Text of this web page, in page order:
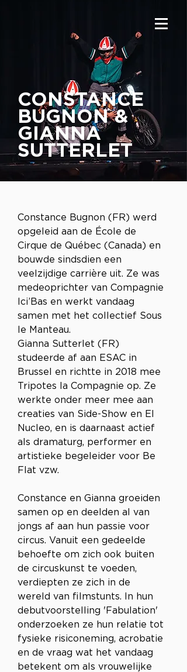
CONSTANCE
BUGNON &
GIANNA
SUTTERLET
Constance Bugnon (FR) werd
opgeleid aan de École de
Cirque de Québec (Canada) en
bouwde sindsdien een
veelzijdige carrière uit. Ze was
medeoprichter van Compagnie
Ici’Bas en werkt vandaag
samen met het collectief Sous
le Manteau.
Gianna Sutterlet (FR)
studeerde af aan ESAC in
Brussel en richtte in 2018 mee
Tripotes la Compagnie op. Ze
werkte onder meer mee aan
creaties van Side-Show en El
Nucleo, en is daarnaast actief
als dramaturg, performer en
artistieke begeleider voor Be
Flat vzw.
Constance en Gianna groeiden
samen op en deelden al van
jongs af aan hun passie voor
circus. Vanuit een gedeelde
behoefte om zich ook buiten
de circuskunst te voeden,
verdiepten ze zich in de
wereld van filmstunts. In hun
debutvoorstelling 'Fabulation'
onderzoeken ze hun relatie tot
fysieke risiconeming, acrobatie
en de vraag wat het vandaag
betekent om als vrouwelijke